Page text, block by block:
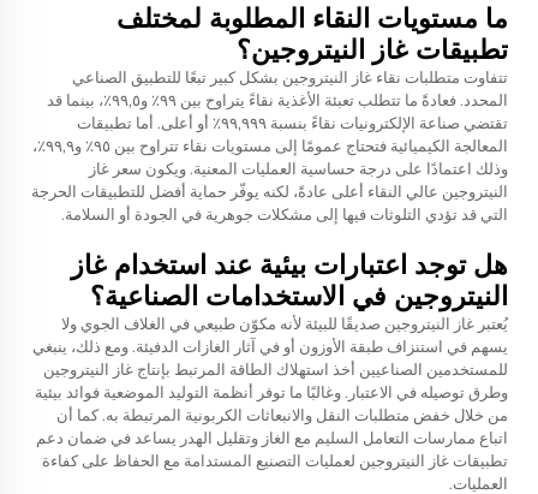
ما مستويات النقاء المطلوبة لمختلف
تطبيقات غاز النيتروجين؟
تتفاوت متطلبات نقاء غاز النيتروجين بشكل كبير تبعًا للتطبيق الصناعي
المحدد. فعادةً ما تتطلب تعبئة الأغذية نقاءً يتراوح بين ٩٩٪ و٩٩,٥٪، بينما قد
تقتضي صناعة الإلكترونيات نقاءً بنسبة ٩٩,٩٩٩٪ أو أعلى. أما تطبيقات
المعالجة الكيميائية فتحتاج عمومًا إلى مستويات نقاء تتراوح بين ٩٥٪ و٩٩,٩٪،
وذلك اعتمادًا على درجة حساسية العمليات المعنية. ويكون سعر غاز
النيتروجين عالي النقاء أعلى عادةً، لكنه يوفّر حماية أفضل للتطبيقات الحرجة
التي قد تؤدي التلوثات فيها إلى مشكلات جوهرية في الجودة أو السلامة.
هل توجد اعتبارات بيئية عند استخدام غاز
النيتروجين في الاستخدامات الصناعية؟
يُعتبر غاز النيتروجين صديقًا للبيئة لأنه مكوّن طبيعي في الغلاف الجوي ولا
يسهم في استنزاف طبقة الأوزون أو في آثار الغازات الدفيئة. ومع ذلك، ينبغي
للمستخدمين الصناعيين أخذ استهلاك الطاقة المرتبط بإنتاج غاز النيتروجين
وطرق توصيله في الاعتبار. وغالبًا ما توفر أنظمة التوليد الموضعية فوائد بيئية
من خلال خفض متطلبات النقل والانبعاثات الكربونية المرتبطة به. كما أن
اتباع ممارسات التعامل السليم مع الغاز وتقليل الهدر يساعد في ضمان دعم
تطبيقات غاز النيتروجين لعمليات التصنيع المستدامة مع الحفاظ على كفاءة
العمليات.